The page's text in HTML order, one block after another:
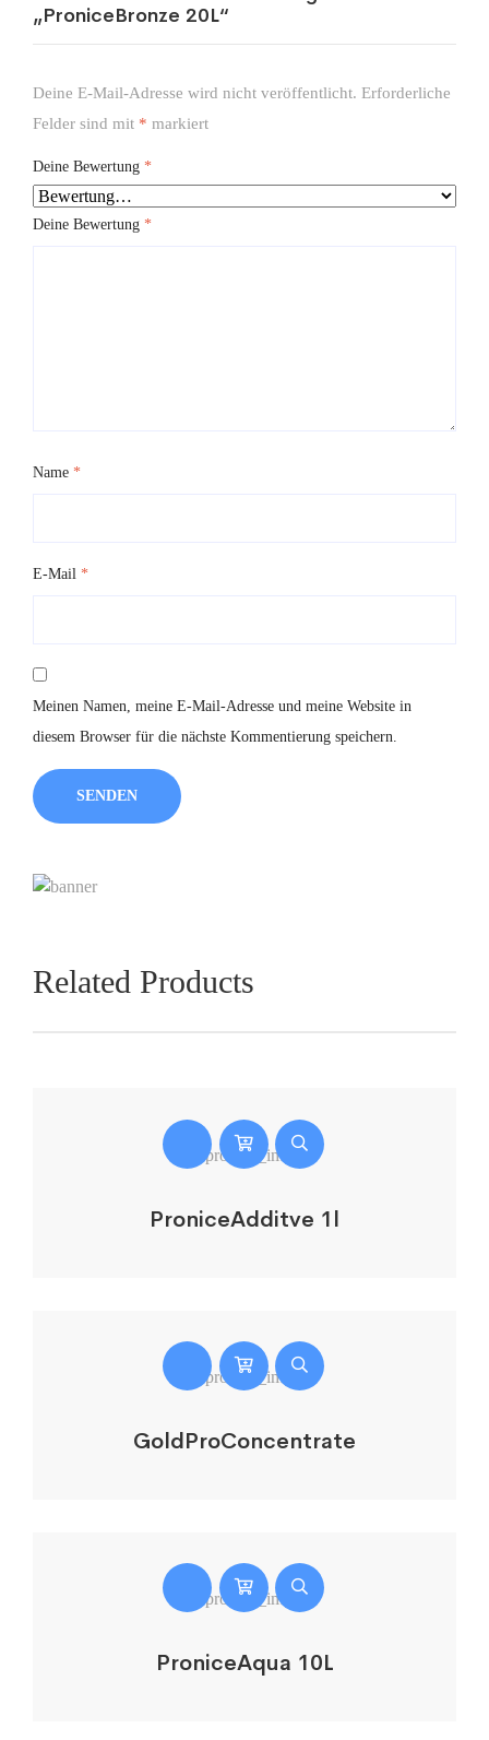
„ProniceBronze 20L“
Deine E-Mail-Adresse wird nicht veröffentlicht. Erforderliche
Felder sind mit * markiert
Deine Bewertung *
Deine Bewertung *
Name *
E-Mail *
Meinen Namen, meine E-Mail-Adresse und meine Website in
diesem Browser für die nächste Kommentierung speichern.
Related Products
ProniceAdditve 1l
GoldProConcentrate
ProniceAqua 10L